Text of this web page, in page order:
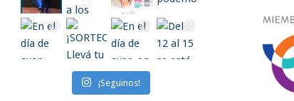
¡Seguinos!